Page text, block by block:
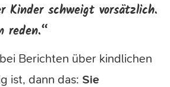
Kinder schweigt vorsätzlich.
reden.“
Berichten über kindlichen
ist, dann das: Sie